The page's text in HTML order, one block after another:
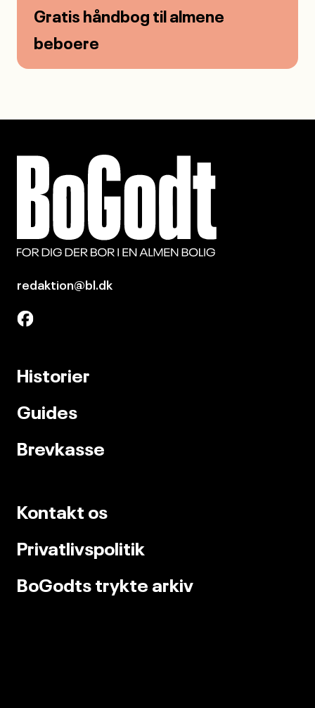
redaktion@bl.dk
Historier
Guides
Brevkasse
Kontakt os
Privatlivspolitik
BoGodts trykte arkiv